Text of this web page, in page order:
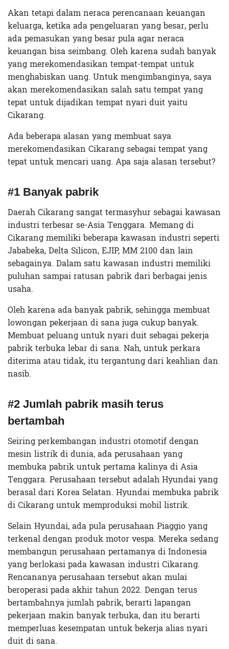
Akan tetapi dalam neraca perencanaan keuangan
keluarga, ketika ada pengeluaran yang besar, perlu
ada pemasukan yang besar pula agar neraca
keuangan bisa seimbang. Oleh karena sudah banyak
yang merekomendasikan tempat-tempat untuk
menghabiskan uang. Untuk mengimbanginya, saya
akan merekomendasikan salah satu tempat yang
tepat untuk dijadikan tempat nyari duit yaitu
Cikarang.
Ada beberapa alasan yang membuat saya
merekomendasikan Cikarang sebagai tempat yang
tepat untuk mencari uang. Apa saja alasan tersebut?
#1 Banyak pabrik
Daerah Cikarang sangat termasyhur sebagai kawasan
industri terbesar se-Asia Tenggara. Memang di
Cikarang memiliki beberapa kawasan industri seperti
Jababeka, Delta Silicon, EJIP, MM 2100 dan lain
sebagainya. Dalam satu kawasan industri memiliki
puluhan sampai ratusan pabrik dari berbagai jenis
usaha.
Oleh karena ada banyak pabrik, sehingga membuat
lowongan pekerjaan di sana juga cukup banyak.
Membuat peluang untuk nyari duit sebagai pekerja
pabrik terbuka lebar di sana. Nah, untuk perkara
diterima atau tidak, itu tergantung dari keahlian dan
nasib.
#2 Jumlah pabrik masih terus
bertambah
Seiring perkembangan industri otomotif dengan
mesin listrik di dunia, ada perusahaan yang
membuka pabrik untuk pertama kalinya di Asia
Tenggara. Perusahaan tersebut adalah Hyundai yang
berasal dari Korea Selatan. Hyundai membuka pabrik
di Cikarang untuk memproduksi mobil listrik.
Selain Hyundai, ada pula perusahaan Piaggio yang
terkenal dengan produk motor vespa. Mereka sedang
membangun perusahaan pertamanya di Indonesia
yang berlokasi pada kawasan industri Cikarang.
Rencananya perusahaan tersebut akan mulai
beroperasi pada akhir tahun 2022. Dengan terus
bertambahnya jumlah pabrik, berarti lapangan
pekerjaan makin banyak terbuka, dan itu berarti
memperluas kesempatan untuk bekerja alias nyari
duit di sana.